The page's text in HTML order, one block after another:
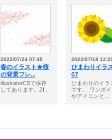
2022/07/24 07:49
春のイラスト★桜
の背景フレ...
illustratorCSで保存
してあります。ZI...
2022/07/18
ひまわりイラ
07
ひまわりのイラ
です。 ワンポ
やアイコンと...